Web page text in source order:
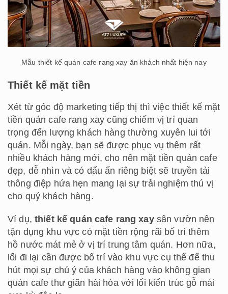
Mẫu thiết kế quán cafe rang xay ăn khách nhất hiện nay
Thiết kế mặt tiền
Xét từ góc độ marketing tiếp thị thì việc thiết kế mặt
tiền quán cafe rang xay cũng chiếm vị trí quan
trọng đến lượng khách hàng thường xuyên lui tới
quán. Mỗi ngày, bạn sẽ được phục vụ thêm rất
nhiều khách hàng mới, cho nên mặt tiền quán cafe
đẹp, dễ nhìn và có dấu ấn riêng biệt sẽ truyền tải
thông điệp hứa hẹn mang lại sự trải nghiệm thú vị
cho quý khách hàng.
Ví dụ, thiết kế quán cafe rang xaysân vườn nên
tận dụng khu vực có mặt tiền rộng rãi bố trí thêm
hồ nước mát mẻ ở vị trí trung tâm quán. Hơn nữa,
lối đi lại cần được bố trí vào khu vực cụ thể để thu
hút mọi sự chú ý của khách hàng vào không gian
quán cafe thư giãn hài hòa với lối kiến trúc gỗ mái